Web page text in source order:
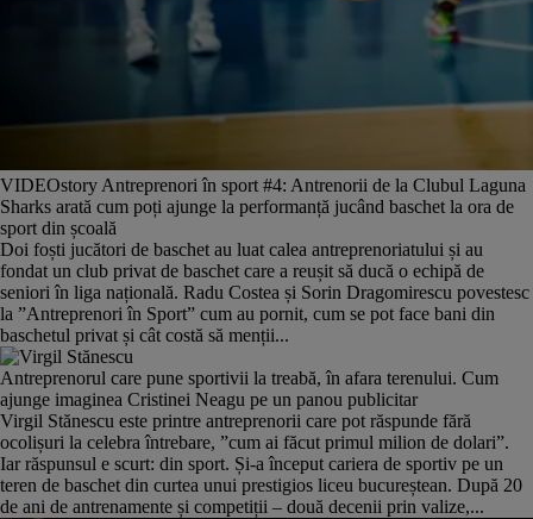
VIDEOstory Antreprenori în sport #4: Antrenorii de la Clubul Laguna
Sharks arată cum poți ajunge la performanță jucând baschet la ora de
sport din școală
Doi foști jucători de baschet au luat calea antreprenoriatului și au
fondat un club privat de baschet care a reușit să ducă o echipă de
seniori în liga națională. Radu Costea și Sorin Dragomirescu povestesc
la ”Antreprenori în Sport” cum au pornit, cum se pot face bani din
baschetul privat și cât costă să menții...
Antreprenorul care pune sportivii la treabă, în afara terenului. Cum
ajunge imaginea Cristinei Neagu pe un panou publicitar
Virgil Stănescu este printre antreprenorii care pot răspunde fără
ocolișuri la celebra întrebare, ”cum ai făcut primul milion de dolari”.
Iar răspunsul e scurt: din sport. Și-a început cariera de sportiv pe un
teren de baschet din curtea unui prestigios liceu bucureștean. După 20
de ani de antrenamente și competiții – două decenii prin valize,...